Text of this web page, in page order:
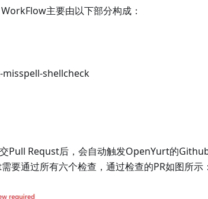
主要由以下部分构成：
shellcheck
Pull Requst后，会自动触发OpenYurt的
要通过所有六个检查，通过检查的PR如图所示：